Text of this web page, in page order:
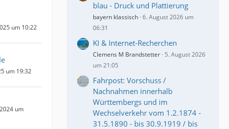
um 10:22
um 19:32
um
blau - Druck und Plattierung
bayern klassisch 6. August 2026 um
06:31
KI & Internet-Recherchen
Clemens M Brandstetter 5. August 2026
um 21:05
Fahrpost: Vorschuss /
Nachnahmen innerhalb
Württembergs und im
Wechselverkehr vom 1.2.1874 -
31.5.1890 - bis 30.9.1919 / bis